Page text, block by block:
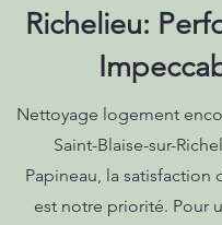
Richelieu:
Nettoyage logement
Saint-Blaise-sur-
Papineau, la satisfaction
est notre priorité. Pour